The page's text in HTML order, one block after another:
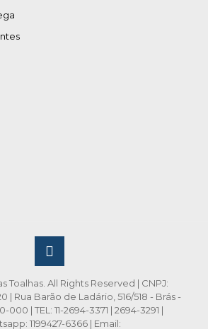
Toalhas. All Rights Reserved | CNPJ:
| Rua Barão de Ladário, 516/518 - Brás -
000 | TEL: 11-2694-3371 | 2694-3291 |
1199427-6366 | Email: